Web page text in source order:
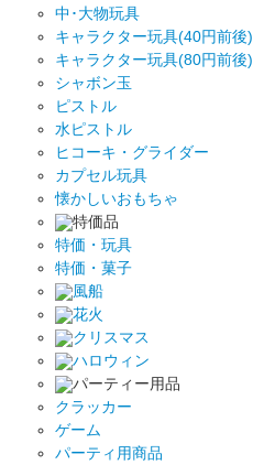
中･大物玩具
キャラクター玩具(40円前後)
キャラクター玩具(80円前後)
シャボン玉
ピストル
水ピストル
ヒコーキ・グライダー
カプセル玩具
懐かしいおもちゃ
特価品
特価・玩具
特価・菓子
風船
花火
クリスマス
ハロウィン
パーティー用品
クラッカー
ゲーム
パーティ用商品